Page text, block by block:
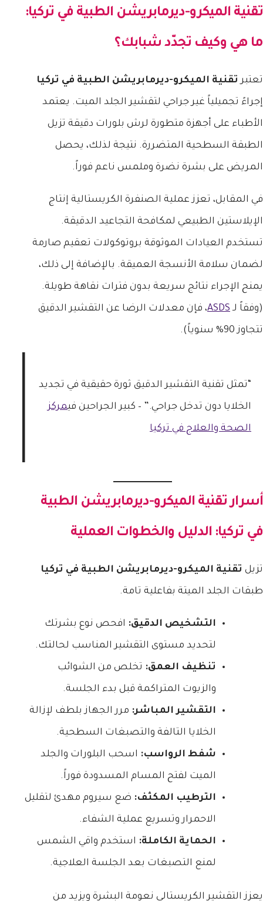
تقنية الميكرو-ديرمابريشن الطبية في تركيا:
ما هي وكيف تجدّد شبابك؟
تعتبر تقنية الميكرو-ديرمابريشن الطبية في تركيا
إجراءً تجميلياً غير جراحي لتقشير الجلد الميت. يعتمد
الأطباء على أجهزة متطورة لرش بلورات دقيقة تزيل
الطبقة السطحية المتضررة. نتيجة لذلك، يحصل
المريض على بشرة نضرة وملمس ناعم فوراً.
في المقابل، تعزز عملية الصنفرة الكريستالية إنتاج
الإيلاستين الطبيعي لمكافحة التجاعيد الدقيقة.
تستخدم العيادات الموثوقة بروتوكولات تعقيم صارمة
لضمان سلامة الأنسجة العميقة. بالإضافة إلى ذلك،
يمنح الإجراء نتائج سريعة بدون فترات نقاهة طويلة.
(وفقاً لـ ASDS، فإن معدلات الرضا عن التقشير الدقيق
تتجاوز 90% سنوياً).
“تمثل تقنية التقشير الدقيق ثورة حقيقية في تجديد
الخلايا دون تدخل جراحي.” – كبير الجراحين فيمركز
الصحة والعلاج في تركيا
أسرارتقنية الميكرو-ديرمابريشن الطبية
في تركيا: الدليل والخطوات العملية
تزيل تقنية الميكرو-ديرمابريشن الطبية في تركيا
طبقات الجلد الميتة بفاعلية تامة.
التشخيص الدقيق: افحص نوع بشرتك
لتحديد مستوى التقشير المناسب لحالتك.
تنظيف العمق: تخلص من الشوائب
والزيوت المتراكمة قبل بدء الجلسة.
التقشير المباشر: مرر الجهاز بلطف لإزالة
الخلايا التالفة والتصبغات السطحية.
شفط الرواسب: اسحب البلورات والجلد
الميت لفتح المسام المسدودة فوراً.
الترطيب المكثف: ضع سيروم مهدئ لتقليل
الاحمرار وتسريع عملية الشفاء.
الحماية الكاملة: استخدم واقي الشمس
لمنع التصبغات بعد الجلسة العلاجية.
يعزز التقشير الكريستالي نعومة البشرة ويزيد من